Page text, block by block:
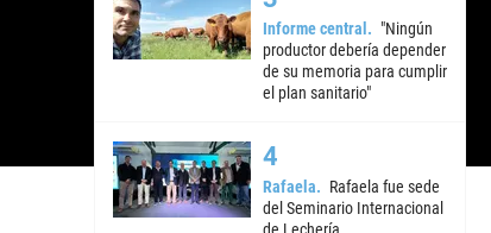
Informe central
"Ningún
productor debería depender
de su memoria para cumplir
el plan sanitario"
Rafaela
Rafaela fue sede
del Seminario Internacional